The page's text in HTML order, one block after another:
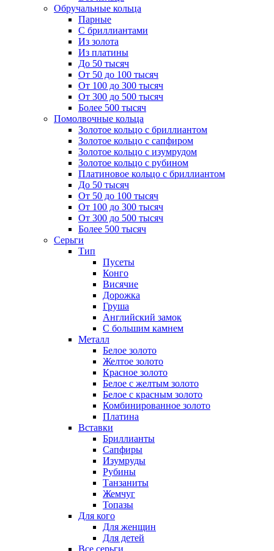
Обручальные кольца
Парные
С бриллиантами
Из золота
Из платины
До 50 тысяч
От 50 до 100 тысяч
От 100 до 300 тысяч
От 300 до 500 тысяч
Более 500 тысяч
Помолвочные кольца
Золотое кольцо с бриллиантом
Золотое кольцо с сапфиром
Золотое кольцо с изумрудом
Золотое кольцо с рубином
Платиновое кольцо с бриллиантом
До 50 тысяч
От 50 до 100 тысяч
От 100 до 300 тысяч
От 300 до 500 тысяч
Более 500 тысяч
Серьги
Тип
Пусеты
Конго
Висячие
Дорожка
Груша
Английский замок
С большим камнем
Металл
Белое золото
Желтое золото
Красное золото
Белое с желтым золото
Белое с красным золото
Комбинированное золото
Платина
Вставки
Бриллианты
Сапфиры
Изумруды
Рубины
Танзаниты
Жемчуг
Топазы
Для кого
Для женщин
Для детей
Все серьги